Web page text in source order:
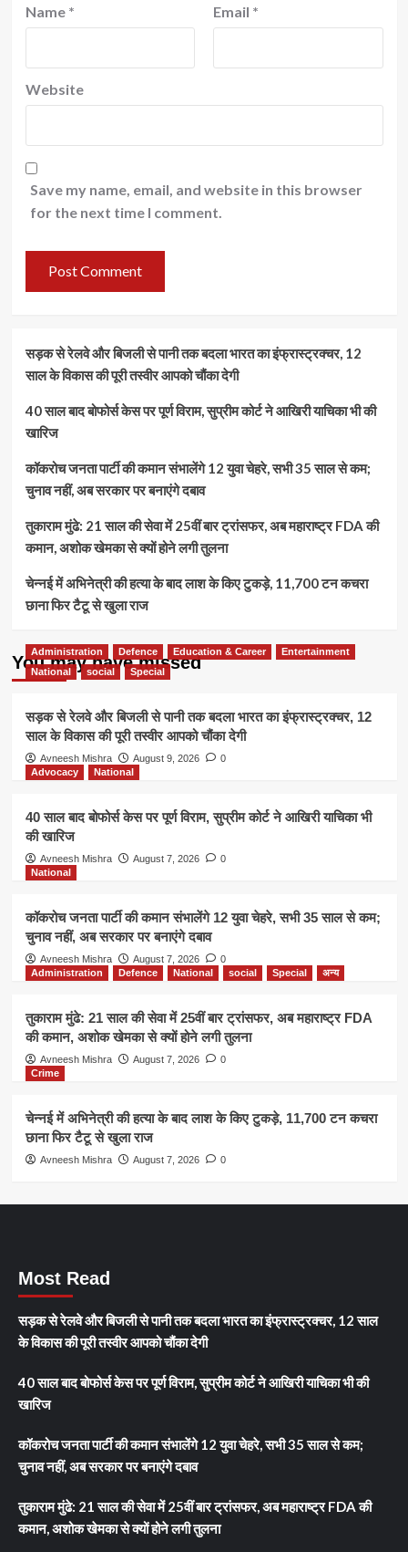
Name * Email *
Website
Save my name, email, and website in this browser
for the next time I comment.
सड़क से रेलवे और बिजली से पानी तक बदला भारत का इंफ्रास्ट्रक्चर, 12
साल के विकास की पूरी तस्वीर आपको चौंका देगी
40 साल बाद बोफोर्स केस पर पूर्ण विराम, सुप्रीम कोर्ट ने आखिरी याचिका भी की
खारिज
कॉकरोच जनता पार्टी की कमान संभालेंगे 12 युवा चेहरे, सभी 35 साल से कम;
चुनाव नहीं, अब सरकार पर बनाएंगे दबाव
तुकाराम मुंढे: 21 साल की सेवा में 25वीं बार ट्रांसफर, अब महाराष्ट्र FDA की
कमान, अशोक खेमका से क्यों होने लगी तुलना
चेन्नई में अभिनेत्री की हत्या के बाद लाश के किए टुकड़े, 11,700 टन कचरा
छाना फिर टैटू से खुला राज
You may have missed
Administration Defence Education & Career
Entertainment
National
social Special
सड़क से रेलवे और बिजली से पानी तक बदला भारत का इंफ्रास्ट्रक्चर, 12
साल के विकास की पूरी तस्वीर आपको चौंका देगी
Avneesh Mishra August 9, 2026
0
Advocacy
National
40 साल बाद बोफोर्स केस पर पूर्ण विराम, सुप्रीम कोर्ट ने आखिरी याचिका भी
की खारिज
Avneesh Mishra August 7, 2026
0
National
कॉकरोच जनता पार्टी की कमान संभालेंगे 12 युवा चेहरे, सभी 35 साल से कम;
चुनाव नहीं, अब सरकार पर बनाएंगे दबाव
Avneesh Mishra August 7, 2026
0
Administration
Defence National social Special अन्य
तुकाराम मुंढे: 21 साल की सेवा में 25वीं बार ट्रांसफर, अब महाराष्ट्र FDA
की कमान, अशोक खेमका से क्यों होने लगी तुलना
Avneesh Mishra August 7, 2026
0
Crime
चेन्नई में अभिनेत्री की हत्या के बाद लाश के किए टुकड़े, 11,700 टन कचरा
छाना फिर टैटू से खुला राज
Avneesh Mishra August 7, 2026 0
Most Read
सड़क से रेलवे और बिजली से पानी तक बदला भारत का इंफ्रास्ट्रक्चर, 12 साल
के विकास की पूरी तस्वीर आपको चौंका देगी
40 साल बाद बोफोर्स केस पर पूर्ण विराम, सुप्रीम कोर्ट ने आखिरी याचिका भी की
खारिज
कॉकरोच जनता पार्टी की कमान संभालेंगे 12 युवा चेहरे, सभी 35 साल से कम;
चुनाव नहीं, अब सरकार पर बनाएंगे दबाव
तुकाराम मुंढे: 21 साल की सेवा में 25वीं बार ट्रांसफर, अब महाराष्ट्र FDA की
कमान, अशोक खेमका से क्यों होने लगी तुलना